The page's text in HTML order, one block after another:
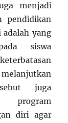
menjadi
pendidikan
yang
siswa
juga
program
diri agar